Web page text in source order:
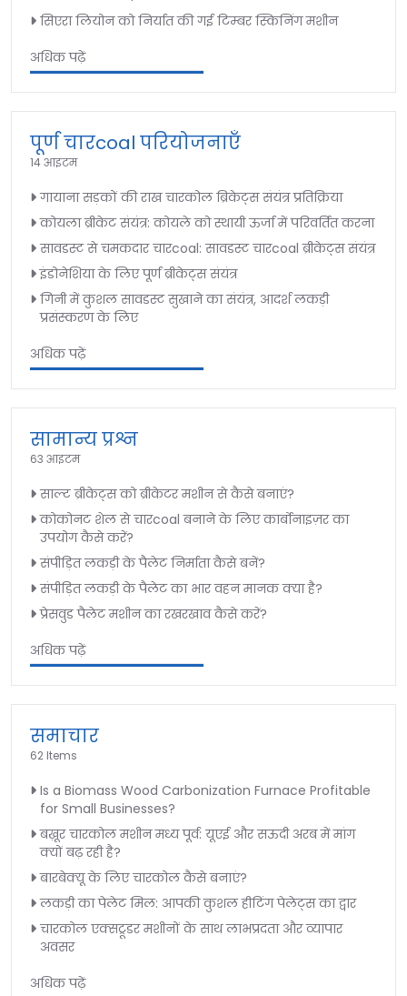
सिएरा लियोन को निर्यात की गई टिम्बर स्किनिंग मशीन
अधिक पढ़ें
पूर्ण चारcoal परियोजनाएँ
14 आइटम
गायाना सड़कों की राख चारकोल ब्रिकेट्स संयंत्र प्रतिक्रिया
कोयला ब्रीकेट संयंत्र: कोयले को स्थायी ऊर्जा में परिवर्तित करना
सावडस्ट से चमकदार चारcoal: सावडस्ट चारcoal ब्रीकेट्स संयंत्र
इंडोनेशिया के लिए पूर्ण ब्रीकेट्स संयंत्र
गिनी में कुशल सावडस्ट सुखाने का संयंत्र, आदर्श लकड़ी
प्रसंस्करण के लिए
अधिक पढ़ें
सामान्य प्रश्न
63 आइटम
साल्ट ब्रीकेट्स को ब्रीकेटर मशीन से कैसे बनाएं?
कोकोनट शेल से चारcoal बनाने के लिए कार्बोनाइज़र का
उपयोग कैसे करें?
संपीड़ित लकड़ी के पैलेट निर्माता कैसे बनें?
संपीड़ित लकड़ी के पैलेट का भार वहन मानक क्या है?
प्रेसवुड पैलेट मशीन का रखरखाव कैसे करें?
अधिक पढ़ें
समाचार
62 Items
Is a Biomass Wood Carbonization Furnace Profitable
for Small Businesses?
बख़ूर चारकोल मशीन मध्य पूर्व: यूएई और सऊदी अरब में मांग
क्यों बढ़ रही है?
बारबेक्यू के लिए चारकोल कैसे बनाएं?
लकड़ी का पेलेट मिल: आपकी कुशल हीटिंग पेलेट्स का द्वार
चारकोल एक्सट्रूडर मशीनों के साथ लाभप्रदता और व्यापार
अवसर
अधिक पढ़ें